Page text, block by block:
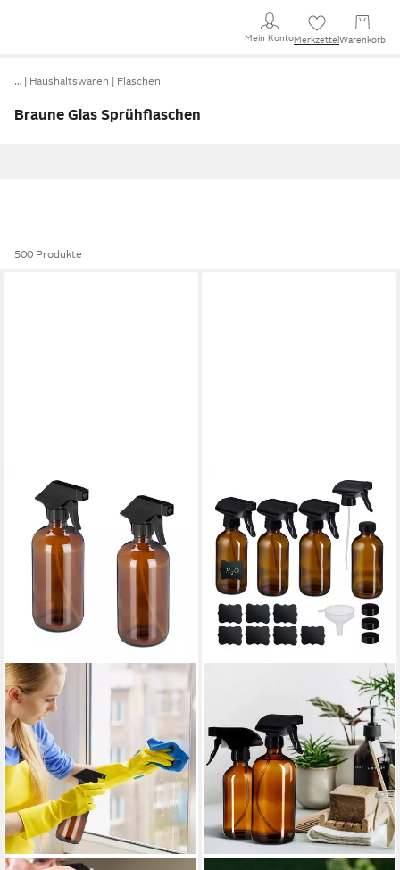
Mein KontoMerkzettel Warenkorb
… Haushaltswaren Flaschen
Braune Glas Sprühflaschen
500 Produkte